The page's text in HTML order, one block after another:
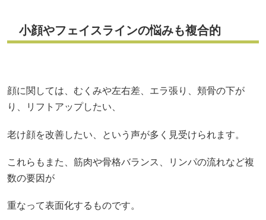
小顔やフェイスラインの悩みも複合的
顔に関しては、むくみや左右差、エラ張り、頬骨の下が
り、リフトアップしたい、
老け顔を改善したい、という声が多く見受けられます。
これらもまた、筋肉や骨格バランス、リンパの流れなど複
数の要因が
重なって表面化するものです。